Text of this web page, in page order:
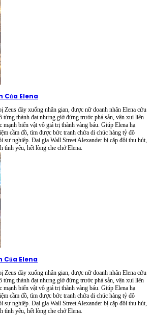
Của Elena
Zeus đày xuống nhân gian, được nữ doanh nhân Elena cứu
từng thành đạt nhưng giờ đứng trước phá sản, vận xui liên
mạnh biến vật vô giá trị thành vàng báu. Giúp Elena hạ
cầm đồ, tìm được bức tranh chứa di chúc hàng tỷ đô
sự nghiệp. Đại gia Wall Street Alexander bị cặp đôi thu hút,
tình yêu, hết lòng che chở Elena.
Của Elena
Zeus đày xuống nhân gian, được nữ doanh nhân Elena cứu
từng thành đạt nhưng giờ đứng trước phá sản, vận xui liên
mạnh biến vật vô giá trị thành vàng báu. Giúp Elena hạ
cầm đồ, tìm được bức tranh chứa di chúc hàng tỷ đô
sự nghiệp. Đại gia Wall Street Alexander bị cặp đôi thu hút,
tình yêu, hết lòng che chở Elena.